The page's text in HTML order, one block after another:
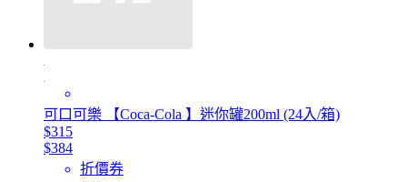
可口可樂 【Coca-Cola 】迷你罐200ml (24入/箱)
$315
$384
折價券